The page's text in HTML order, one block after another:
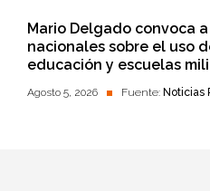
Mario Delgado convoca
nacionales sobre el uso
educación y escuelas
Agosto 5, 2026 Fuente: Noticias